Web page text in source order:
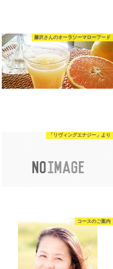
藤沢さんのオーラソーマローフード
「リヴィングエナジー」より
コースのご案内